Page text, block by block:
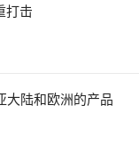
打击
大陆和欧洲的产品